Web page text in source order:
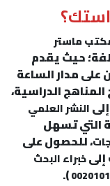
ماستر
حيث يقدم
على مدار الساعة
الدراسية،
النشر العلمي
التي تسهل
، للحصول على
خبراء البحث
).